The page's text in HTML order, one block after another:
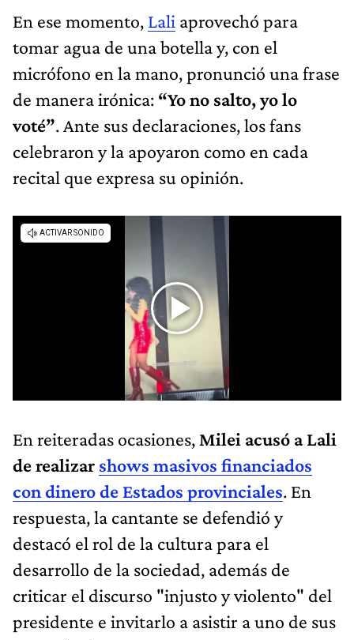
En ese momento, Lali aprovechó para
tomar agua de una botella y, con el
micrófono en la mano, pronunció una frase
de manera irónica: “Yo no salto, yo lo
voté”. Ante sus declaraciones, los fans
celebraron y la apoyaron como en cada
recital que expresa su opinión.
En reiteradas ocasiones, Milei acusó a Lali
de realizar shows masivos financiados
con dinero de Estados provinciales. En
respuesta, la cantante se defendió y
destacó el rol de la cultura para el
desarrollo de la sociedad, además de
criticar el discurso "injusto y violento" del
presidente e invitarlo a asistir a uno de sus